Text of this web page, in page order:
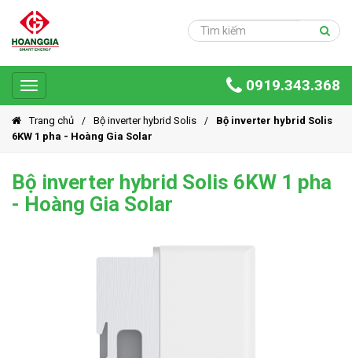
Toggle
navigation
0919.343.368
Trang
chủ
Sản
phẩm
Giải
pháp
dụng
Dự
Trang chủ Bộ inverter hybrid Solis
Bộ inverter hybrid Solis
6KW 1 pha - Hoàng Gia Solar
Bộ inverter hybrid Solis 6KW 1 pha
- Hoàng Gia Solar